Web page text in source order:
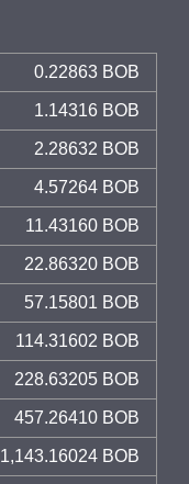
0.22863 BOB
1.14316 BOB
2.28632 BOB
4.57264 BOB
11.43160 BOB
22.86320 BOB
57.15801 BOB
114.31602 BOB
228.63205 BOB
457.26410 BOB
1,143.16024 BOB